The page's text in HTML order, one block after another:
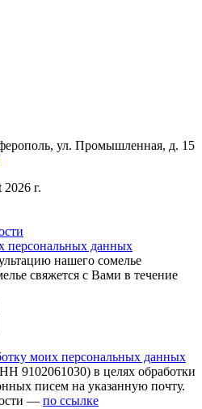
ул. Промышленная, д. 15
г.
персональных данных
нашего сомелье
свяжется с Вами в течение
моих персональных данных
в целях обработки
писем на указанную почту.
— по ссылке